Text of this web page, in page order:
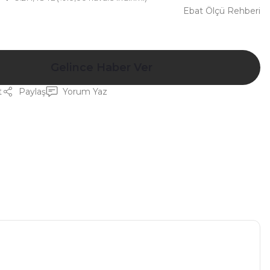
Ebat Ölçü Rehberi
Paylaş Yorum Yaz